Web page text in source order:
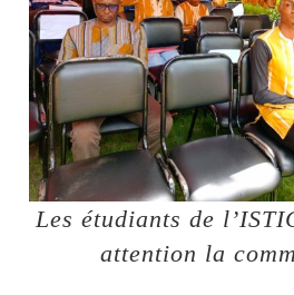
Les étudiants de
attention la